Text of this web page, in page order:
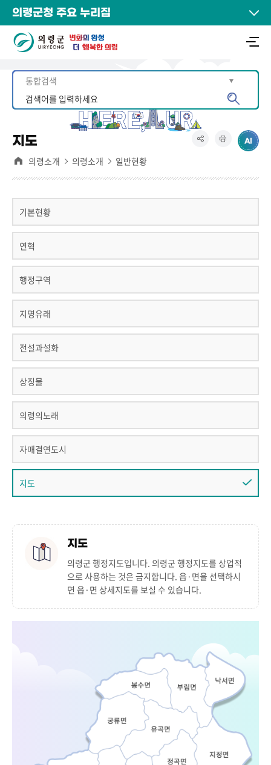
의령군청 주요 누리집
지도
의령소개 의령소개 일반현황
기본현황
연혁
행정구역
지명유래
전설과설화
상징물
의령의노래
자매결연도시
지도
지도
의령군 행정지도입니다. 의령군 행정지도를 상업적
으로 사용하는 것은 금지합니다. 읍·면을 선택하시
면 읍·면 상세지도를 보실 수 있습니다.